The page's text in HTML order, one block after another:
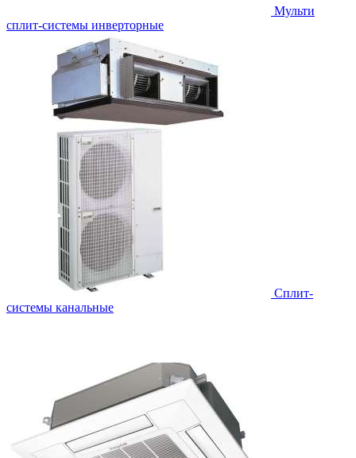
Мульти
сплит-системы инверторные
Сплит-
системы канальные